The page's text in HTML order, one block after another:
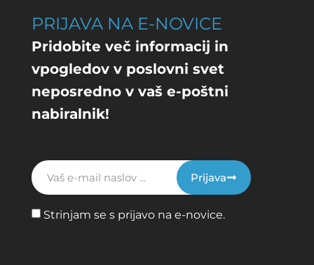
PRIJAVA NA E-NOVICE
Pridobite več informacij in
vpogledov v poslovni svet
neposredno v vaš e-poštni
nabiralnik!
Strinjam se s prijavo na e-novice.
Prijava